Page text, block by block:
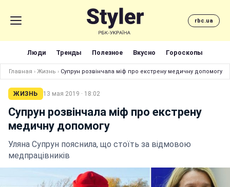
rbc.ua
Люди Тренды Полезное Вкусно Гороскопы
Главная › Жизнь › Супрун розвінчала міф про екстрену медичну допомогу
ЖИЗНЬ 13 мая 2019 · 18:02
Супрун розвінчала міф про екстрену
медичну допомогу
Уляна Супрун пояснила, що стоїть за відмовою
медпрацівників